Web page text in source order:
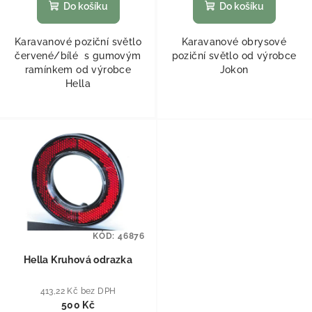
Do košíku
Karavanové poziční světlo
červené/bílé s gumovým
ramínkem od výrobce
Hella
Do košíku
Karavanové obrysové
poziční světlo od výrobce
Jokon
Hella Kruhová odrazka
413,22 Kč bez DPH
500 Kč
KÓD: 46876